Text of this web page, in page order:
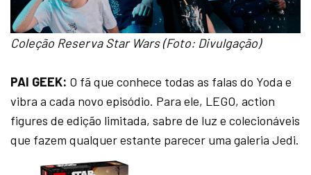
Coleção Reserva Star Wars (Foto: Divulgação)
PAI GEEK: O fã que conhece todas as falas do Yoda e
vibra a cada novo episódio. Para ele, LEGO, action
figures de edição limitada, sabre de luz e colecionáveis
que fazem qualquer estante parecer uma galeria Jedi.